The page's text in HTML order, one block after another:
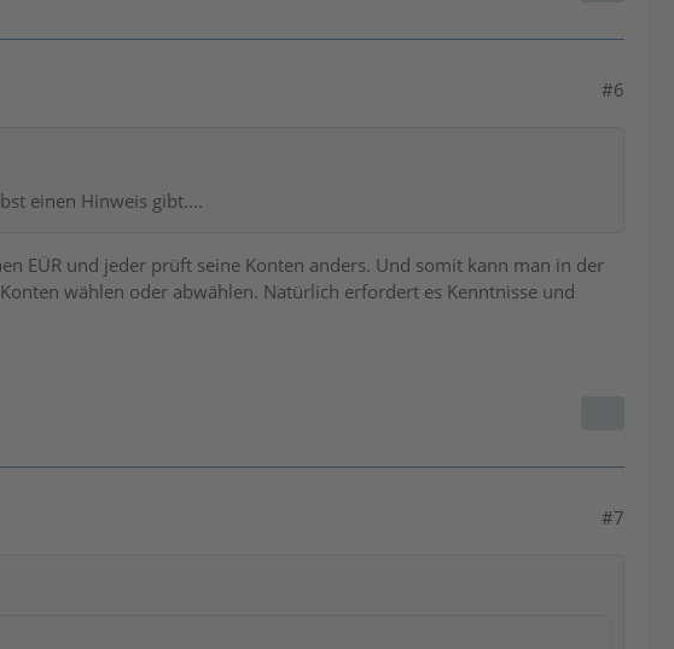
#6
einen Hinweis gibt....
EÜR und jeder prüft seine Konten anders. Und somit kann man in der
wählen oder abwählen. Natürlich erfordert es Kenntnisse und
#7